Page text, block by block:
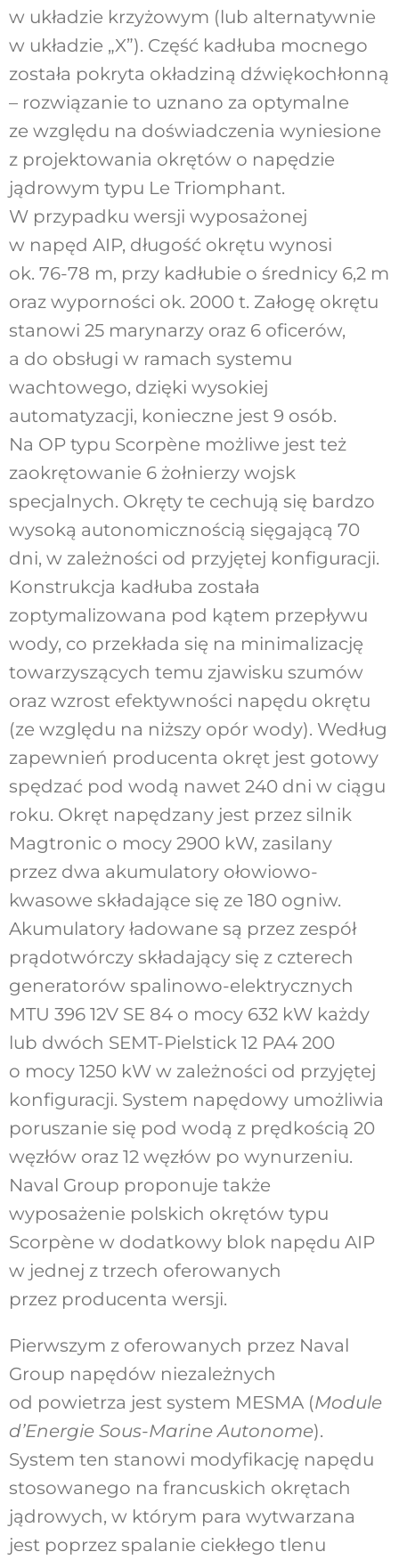
w układzie krzyżowym (lub alternatywnie
w układzie „X”). Część kadłuba mocnego
została pokryta okładziną dźwiękochłonną
– rozwiązanie to uznano za optymalne
ze względu na doświadczenia wyniesione
z projektowania okrętów o napędzie
jądrowym typu Le Triomphant.
W przypadku wersji wyposażonej
w napęd AIP, długość okrętu wynosi
ok. 76-78 m, przy kadłubie o średnicy 6,2 m
oraz wyporności ok. 2000 t. Załogę okrętu
stanowi 25 marynarzy oraz 6 oficerów,
a do obsługi w ramach systemu
wachtowego, dzięki wysokiej
automatyzacji, konieczne jest 9 osób.
Na OP typu Scorpène możliwe jest też
zaokrętowanie 6 żołnierzy wojsk
specjalnych. Okręty te cechują się bardzo
wysoką autonomicznością sięgającą 70
dni, w zależności od przyjętej konfiguracji.
Konstrukcja kadłuba została
zoptymalizowana pod kątem przepływu
wody, co przekłada się na minimalizację
towarzyszących temu zjawisku szumów
oraz wzrost efektywności napędu okrętu
(ze względu na niższy opór wody). Według
zapewnień producenta okręt jest gotowy
spędzać pod wodą nawet 240 dni w ciągu
roku. Okręt napędzany jest przez silnik
Magtronic o mocy 2900 kW, zasilany
przez dwa akumulatory ołowiowo-
kwasowe składające się ze 180 ogniw.
Akumulatory ładowane są przez zespół
prądotwórczy składający się z czterech
generatorów spalinowo-elektrycznych
MTU 396 12V SE 84 o mocy 632 kW każdy
lub dwóch SEMT-Pielstick 12 PA4 200
o mocy 1250 kW w zależności od przyjętej
konfiguracji. System napędowy umożliwia
poruszanie się pod wodą z prędkością 20
węzłów oraz 12 węzłów po wynurzeniu.
Naval Group proponuje także
wyposażenie polskich okrętów typu
Scorpène w dodatkowy blok napędu AIP
w jednej z trzech oferowanych
przez producenta wersji.
Pierwszym z oferowanych przez Naval
Group napędów niezależnych
od powietrza jest system MESMA (Module
d’Energie Sous-Marine Autonome).
System ten stanowi modyfikację napędu
stosowanego na francuskich okrętach
jądrowych, w którym para wytwarzana
jest poprzez spalanie ciekłego tlenu